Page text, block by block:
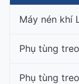
Máy nén khí
Phụ tùng
Phụ tùng